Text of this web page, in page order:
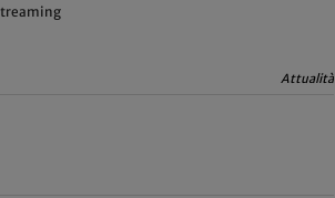
Attualità